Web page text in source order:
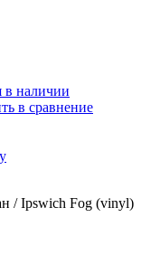
в наличии
в сравнение
/ Ipswich Fog (vinyl)